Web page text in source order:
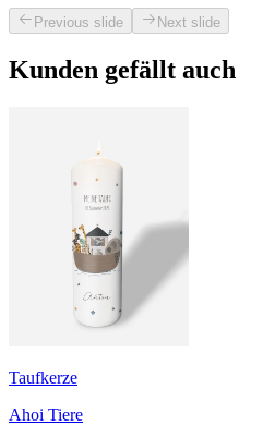
Previous slide Next slide
Kunden gefällt auch
Taufkerze
Ahoi Tiere